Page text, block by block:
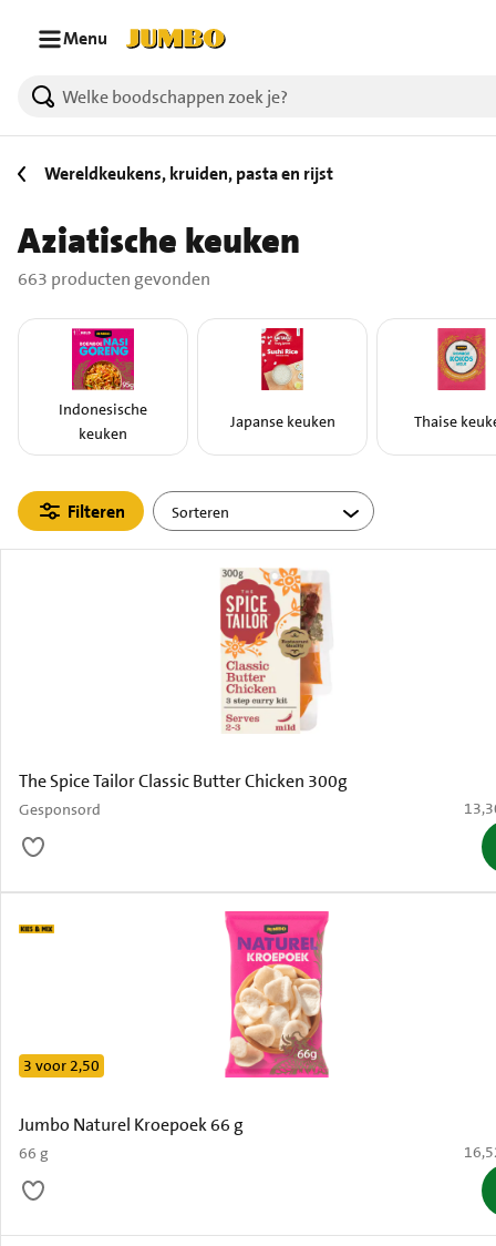
Menu
663 producten gevonden.
Wereldkeukens, kruiden, pasta en rijst
Aziatische keuken
663 producten gevonden
Indonesische
keuken
Japanse keuken Thaise
Filteren
The Spice Tailor Classic Butter Chicken 300g
Gesponsord €
Jumbo Naturel Kroepoek 66 g
66 g
3 voor 2,50
€